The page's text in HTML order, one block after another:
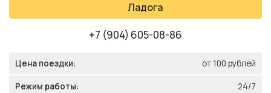
Ладога
+7 (904) 605-08-86
Цена поездки: от 100 рублей
Режим работы: 24/7